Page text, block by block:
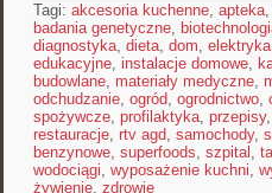
Tagi: akcesoria kuchenne, apteka,
badania genetyczne,
diagnostyka, dieta, dom, elektryka
edukacyjne, instalacje domowe,
budowlane, materiały medyczne,
odchudzanie, ogród, ogrodnictwo,
spożywcze, profilaktyka, przepisy,
restauracje, rtv agd, samochody,
benzynowe, superfoods, szpital ,
wodociągi, wyposażenie kuchni,
żywienie, zdrowie